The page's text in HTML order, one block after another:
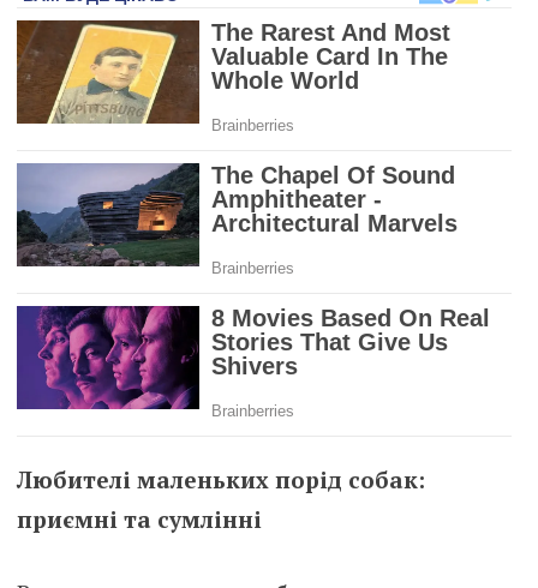
Любителі маленьких порід собак:
приємні та сумлінні